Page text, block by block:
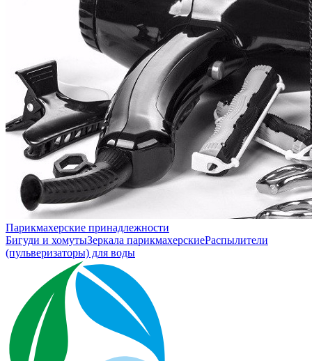
Парикмахерские принадлежности
Бигуди и хомутыЗеркала парикмахерскиеРаспылители
(пульверизаторы) для воды